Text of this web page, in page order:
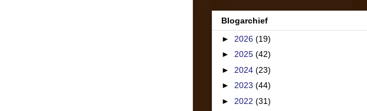
Blogarchief
► 2026 (19)
► 2025 (42)
► 2024 (23)
► 2023 (44)
► 2022 (31)